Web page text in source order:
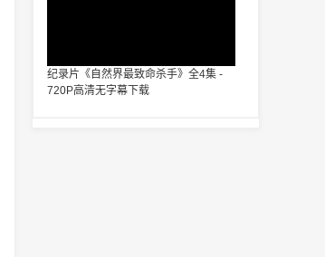
纪录片《自然界最致命杀手》全4集 -
720P高清无字幕下载